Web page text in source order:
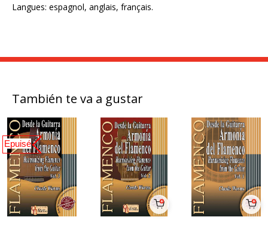
Langues: espagnol, anglais, français.
También te va a gustar
Epuisé